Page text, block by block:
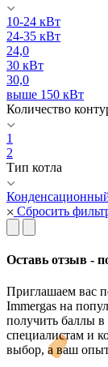
10-24 кВт
24-35 кВт
24,0
30 кВт
30,0
выше 150 кВт
Количество
1
2
Тип котла
Сбросить
Оставь отзыв -
Приглашаем вас
Immergas на
получить баллы
специалистам и
выбор, а ваш